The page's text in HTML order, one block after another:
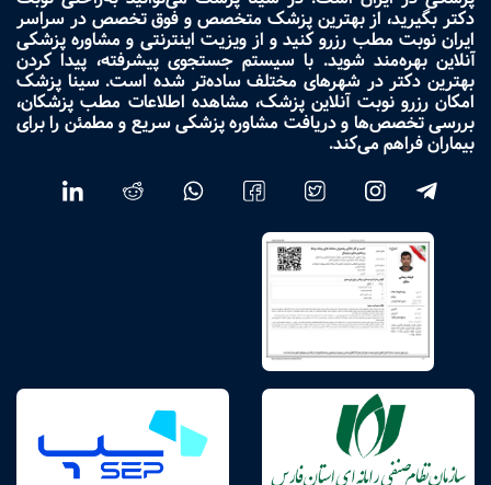
دکتر بگیرید، از بهترین پزشک متخصص و فوق تخصص در سراسر
ایران نوبت مطب رزرو کنید و از ویزیت اینترنتی و مشاوره پزشکی
آنلاین بهره‌مند شوید. با سیستم جستجوی پیشرفته، پیدا کردن
بهترین دکتر در شهرهای مختلف ساده‌تر شده است. سینا پزشک
امکان رزرو نوبت آنلاین پزشک، مشاهده اطلاعات مطب پزشکان،
بررسی تخصص‌ها و دریافت مشاوره پزشکی سریع و مطمئن را برای
بیماران فراهم می‌کند.